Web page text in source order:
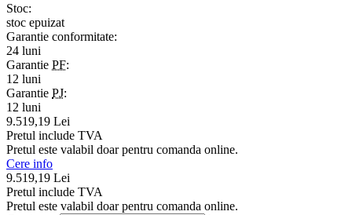
Stoc:
stoc epuizat
Garantie conformitate:
24 luni
Garantie PF:
12 luni
Garantie PJ:
12 luni
9.519,19 Lei
Pretul include TVA
Pretul este valabil doar pentru comanda online.
Cere info
9.519,19 Lei
Pretul include TVA
Pretul este valabil doar pentru comanda online.